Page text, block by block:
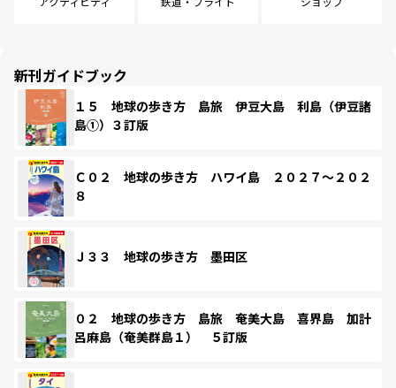
新刊ガイドブック
１５ 地球の歩き方 島旅 伊豆大島 利島（伊豆諸
島①）３訂版
Ｃ０２ 地球の歩き方 ハワイ島 ２０２７～２０２
８
Ｊ３３ 地球の歩き方 墨田区
０２ 地球の歩き方 島旅 奄美大島 喜界島 加計
呂麻島（奄美群島１） ５訂版